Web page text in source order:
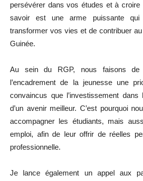
persévérer dans vos études et à
savoir est une arme puissante qui
transformer vos vies et de contribuer
Guinée.
Au sein du RGP, nous faisons
l’encadrement de la jeunesse une
convaincus que l’investissement dans
d’un avenir meilleur. C’est pourquoi
accompagner les étudiants, mais
emploi, afin de leur offrir de réelles
professionnelle.
Je lance également un appel aux